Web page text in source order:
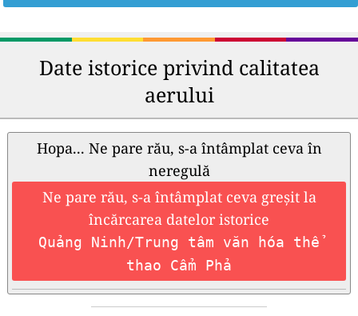
Date istorice privind calitatea
aerului
Hopa... Ne pare rău, s-a întâmplat ceva în
neregulă
Ne pare rău, s-a întâmplat ceva greșit la
încărcarea datelor istorice
Quảng Ninh/Trung tâm văn hóa thể
thao Cẩm Phả